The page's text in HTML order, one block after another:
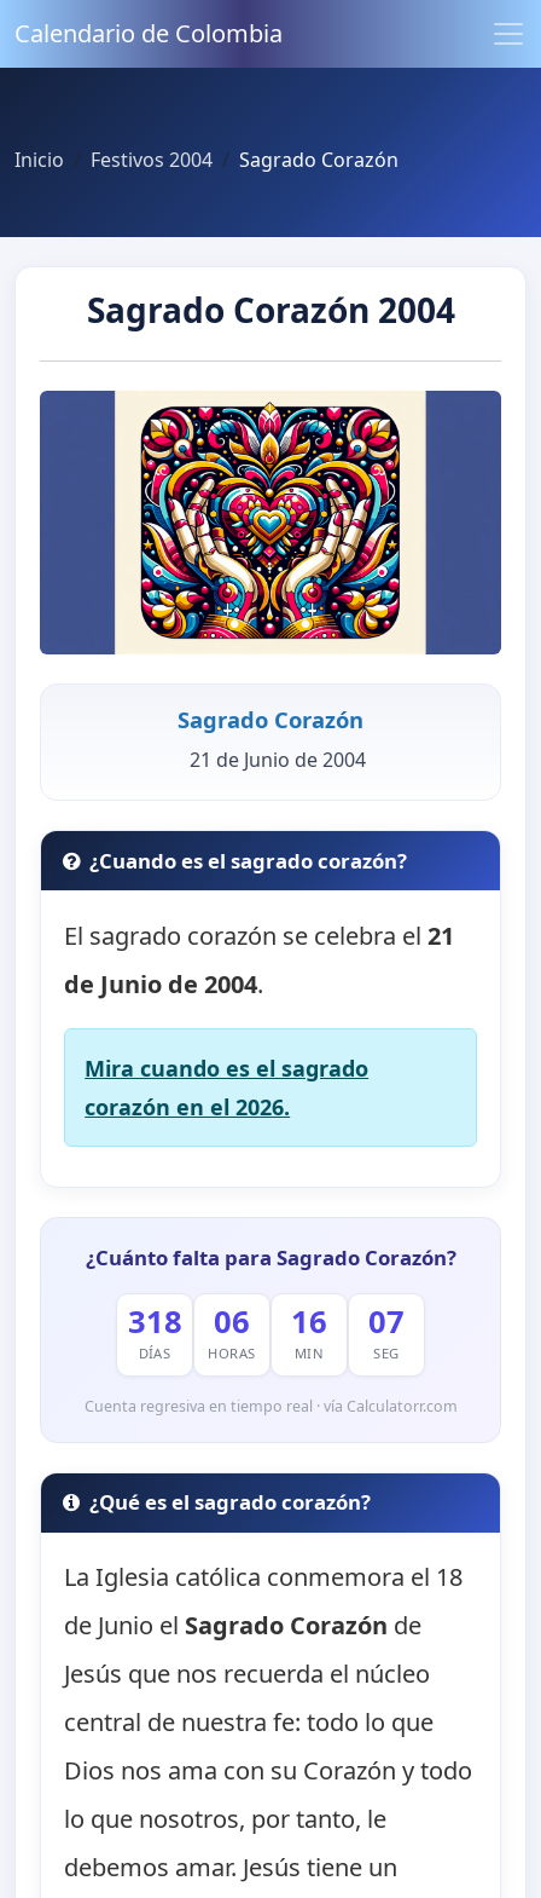
Calendario de Colombia
Inicio Festivos 2004 Sagrado Corazón
Sagrado Corazón 2004
Sagrado Corazón
21 de Junio de 2004
¿Cuando es el sagrado corazón?
El sagrado corazón se celebra el21
de Junio de 2004.
Mira cuando es el sagrado
corazón en el 2026.
¿Cuánto falta para Sagrado Corazón?
318
DÍAS
06
HORAS
16
MIN
07
SEG
Cuenta regresiva en tiempo real · vía Calculatorr.com
¿Qué es el sagrado corazón?
La Iglesia católica conmemora el 18
de Junio el Sagrado Corazón de
Jesús que nos recuerda el núcleo
central de nuestra fe: todo lo que
Dios nos ama con su Corazón y todo
lo que nosotros, por tanto, le
debemos amar. Jesús tiene un